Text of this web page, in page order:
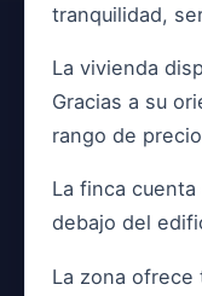
tranquilidad,
La vivienda
Gracias a su
rango de
La finca
debajo del
La zona